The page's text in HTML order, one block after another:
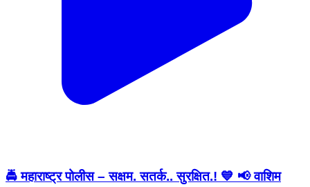
🚔 महाराष्ट्र पोलीस – सक्षम. सतर्क.. सुरक्षित.! 💙 📢 वाशिम